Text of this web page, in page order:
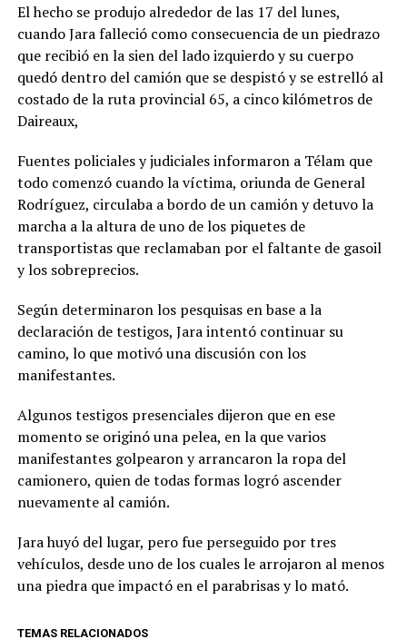
El hecho se produjo alrededor de las 17 del lunes,
cuando Jara falleció como consecuencia de un piedrazo
que recibió en la sien del lado izquierdo y su cuerpo
quedó dentro del camión que se despistó y se estrelló al
costado de la ruta provincial 65, a cinco kilómetros de
Daireaux,
Fuentes policiales y judiciales informaron a Télam que
todo comenzó cuando la víctima, oriunda de General
Rodríguez, circulaba a bordo de un camión y detuvo la
marcha a la altura de uno de los piquetes de
transportistas que reclamaban por el faltante de gasoil
y los sobreprecios.
Según determinaron los pesquisas en base a la
declaración de testigos, Jara intentó continuar su
camino, lo que motivó una discusión con los
manifestantes.
Algunos testigos presenciales dijeron que en ese
momento se originó una pelea, en la que varios
manifestantes golpearon y arrancaron la ropa del
camionero, quien de todas formas logró ascender
nuevamente al camión.
Jara huyó del lugar, pero fue perseguido por tres
vehículos, desde uno de los cuales le arrojaron al menos
una piedra que impactó en el parabrisas y lo mató.
TEMAS RELACIONADOS